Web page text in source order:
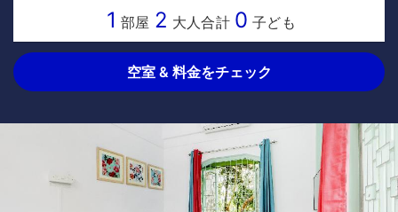
1 部屋 2 大人合計 0 子ども
空室 & 料金をチェック